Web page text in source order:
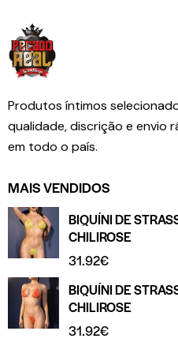
Produtos íntimos
qualidade, discrição e envio
em todo o país.
MAIS VENDIDOS
BIQUÍNI DE
CHILIROSE
31.92€
BIQUÍNI DE
CHILIROSE
31.92€